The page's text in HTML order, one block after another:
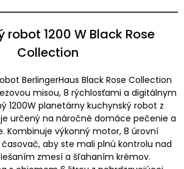
robot 1200 W Black Rose
Collection
BerlingerHaus Black Rose Collection
misou, 8 rýchlosťami a digitálnym
1200W planetárny kuchynský robot z
je určený na náročné domáce pečenie a
Kombinuje výkonný motor, 8 úrovní
aby ste mali plnú kontrolu nad
zmesí a šľahaním krémov.